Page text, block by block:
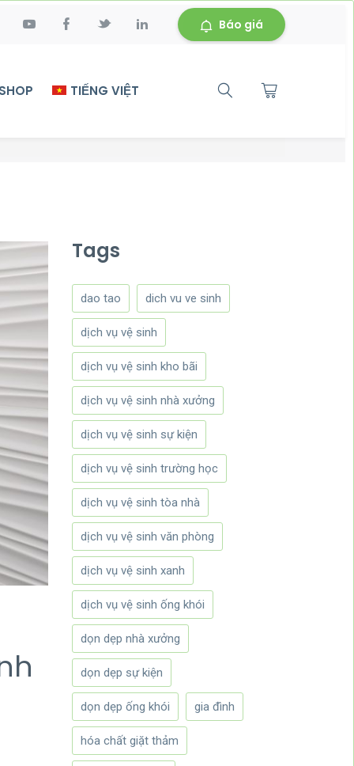
Báo giá
TIẾNG VIỆT
Tags
dao tao dich vu ve sinh
dịch vụ vệ sinh
dịch vụ vệ sinh kho bãi
dịch vụ vệ sinh nhà xưởng
dịch vụ vệ sinh sự kiện
dịch vụ vệ sinh trường học
dịch vụ vệ sinh tòa nhà
dịch vụ vệ sinh văn phòng
dịch vụ vệ sinh xanh
dịch vụ vệ sinh ống khói
dọn dẹp nhà xưởng
dọn dẹp sự kiện
dọn dẹp ống khói gia đình
hóa chất giặt thảm